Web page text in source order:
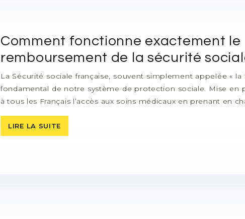
Comment fonctionne exactement le
remboursement de la sécurité
La Sécurité sociale française, souvent simplement appelée «
fondamental de notre système de protection sociale. Mise en
à tous les Français l’accès aux soins médicaux en prenant en
LIRE LA SUITE